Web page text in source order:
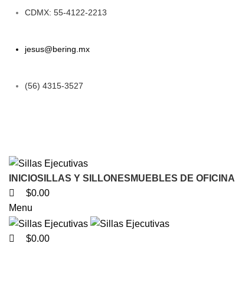
CDMX: 55-4122-2213
jesus@bering.mx
(56) 4315-3527
INICIOSILLAS Y SILLONES MUEBLES DE OFICINA
$0.00
Menu
$0.00